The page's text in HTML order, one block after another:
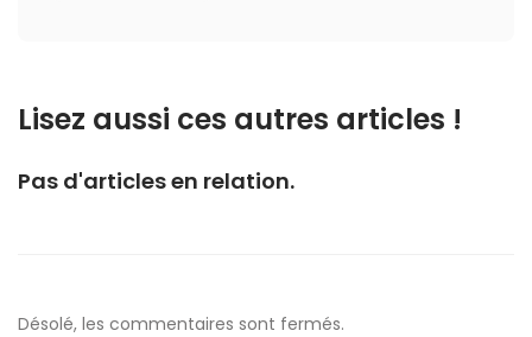
Lisez aussi ces autres articles !
Pas d'articles en relation.
Désolé, les commentaires sont fermés.